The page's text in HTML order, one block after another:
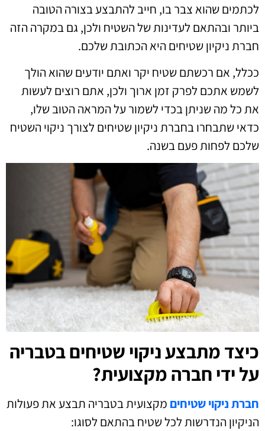
לכתמים שהוא צבר בו, חייב להתבצע בצורה הטובה
ביותר ובהתאם לעדינות של השטיח ולכן, גם במקרה הזה
חברת ניקיון שטיחים היא הכתובת שלכם.
ככלל, אם רכשתם שטיח יקר ואתם יודעים שהוא הולך
לשמש אתכם לפרק זמן ארוך ולכן, אתם רוצים לעשות
את כל מה שניתן בכדי לשמור על המראה הטוב שלו,
כדאי שתבחרו בחברת ניקיון שטיחים לצורך ניקוי השטיח
שלכם לפחות פעם בשנה.
כיצד מתבצע ניקוי שטיחים בטבריה
על ידי חברה מקצועית?
חברת ניקוי שטיחים מקצועית בטבריה תבצע את פעולות
הניקיון הנדרשות לכל שטיח בהתאם לסוגו: